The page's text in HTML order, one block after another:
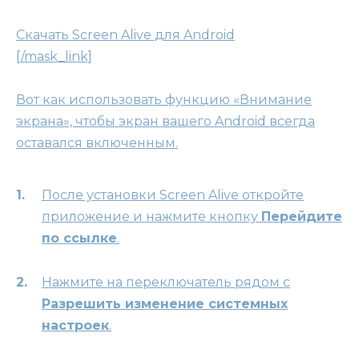
Скачать Screen Alive для Android
[/mask_link]
Вот как использовать функцию «Внимание
экрана», чтобы экран вашего Android всегда
оставался включенным.
После установки Screen Alive откройте
приложение и нажмите кнопку Перейдите
по ссылке.
Нажмите на переключатель рядом с
Разрешить изменение системных
настроек.